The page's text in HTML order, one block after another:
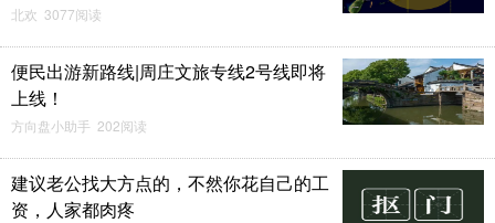
北欢 3077阅读
便民出游新路线|周庄文旅专线2号线即将
上线！
方向盘小助手 202阅读
建议老公找大方点的，不然你花自己的工
资，人家都肉疼